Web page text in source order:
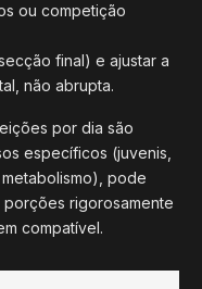
ou competição
final) e ajustar a
não abrupta.
por dia são
específicos (juvenis,
pode
rigorosamente
compatível.